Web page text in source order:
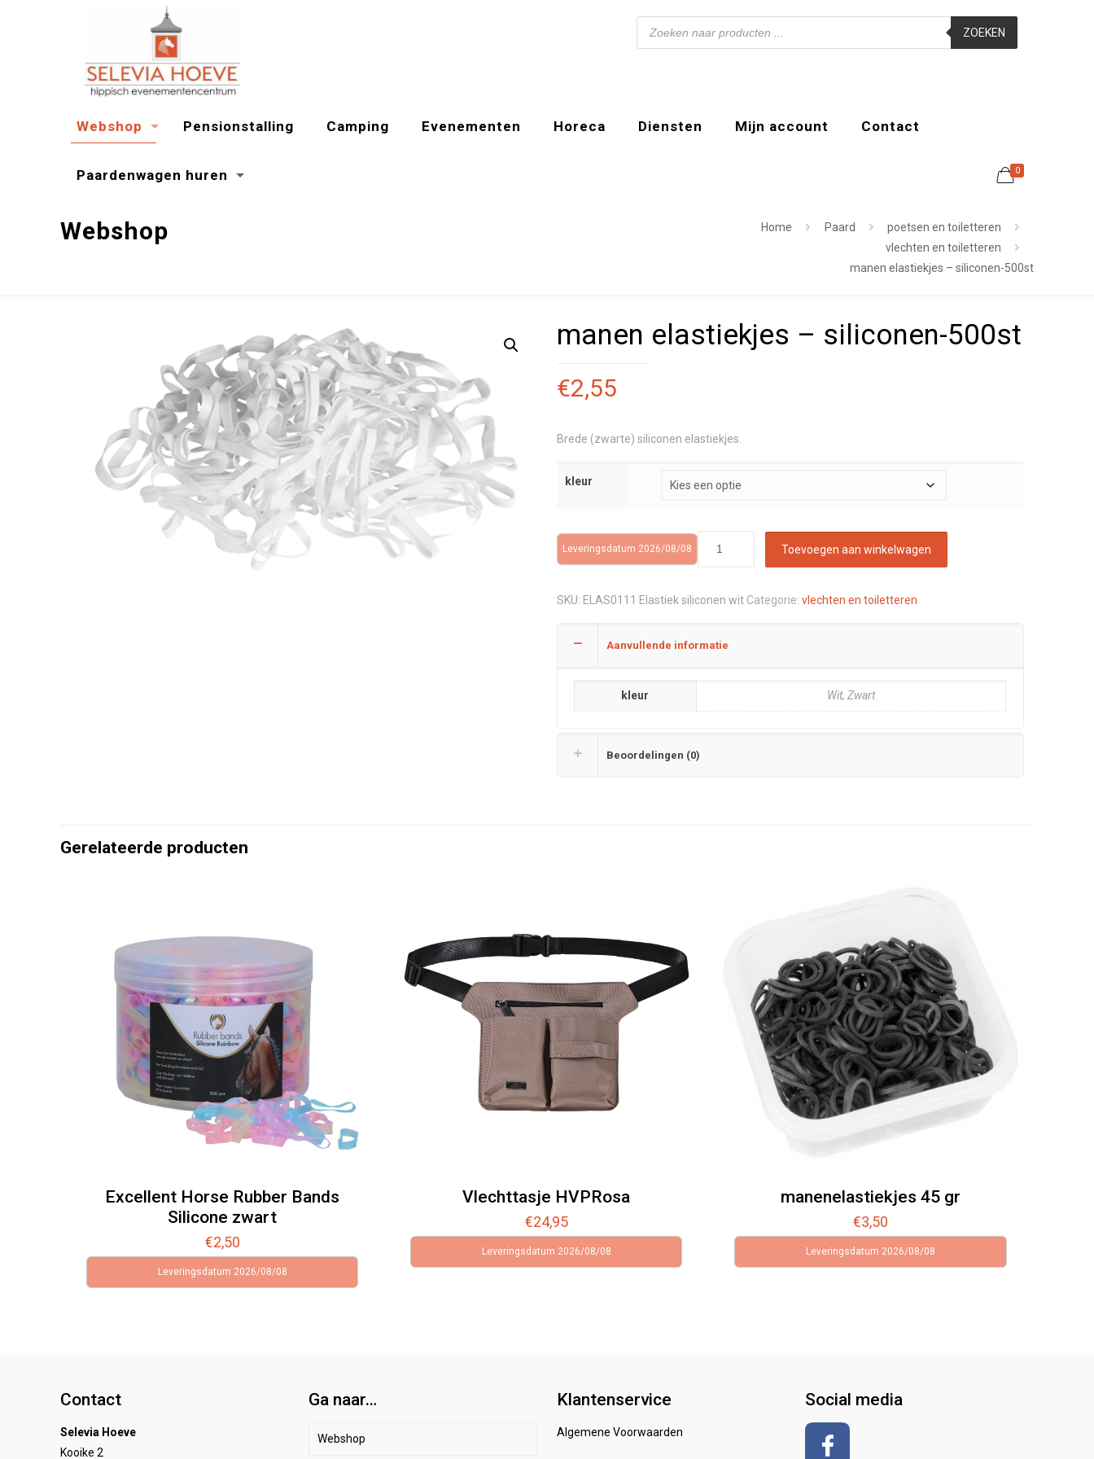
Webshop Pensionstalling Camping Evenementen Horeca Diensten Mijn account Contact
Paardenwagen huren
Producten
zoeken
ZOEKEN
0
Webshop Home Paard
poetsen en toiletteren
vlechten en toiletteren
manen elastiekjes – siliconen-500st
manen elastiekjes – siliconen-500st
€2,55
Brede (zwarte) siliconen elastiekjes.
kleur
Leveringsdatum 2026/08/08 Toevoegen aan winkelwagen
SKU: ELAS0111 Elastiek siliconen wit Categorie: vlechten en toiletteren
Aanvullende informatie
kleur Wit, Zwart
Beoordelingen (0)
Gerelateerde producten
Excellent Horse Rubber Bands
Silicone zwart
€2,50
Leveringsdatum 2026/08/08
Vlechttasje HVPRosa
€24,95
Leveringsdatum 2026/08/08
manenelastiekjes 45 gr
€3,50
Leveringsdatum 2026/08/08
Contact
Selevia Hoeve
Kooike 2
Ga naar…
Webshop
Klantenservice
Algemene Voorwaarden
Social media